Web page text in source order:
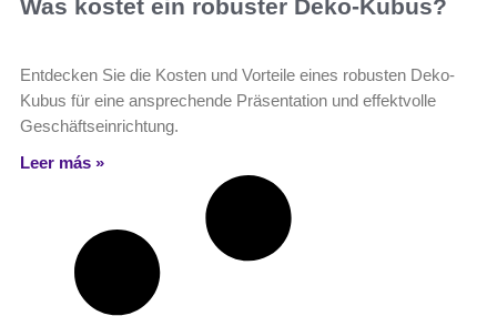
Was kostet ein robuster Deko-Kubus?
Entdecken Sie die Kosten und Vorteile eines robusten Deko-
Kubus für eine ansprechende Präsentation und effektvolle
Geschäftseinrichtung.
Leer más »